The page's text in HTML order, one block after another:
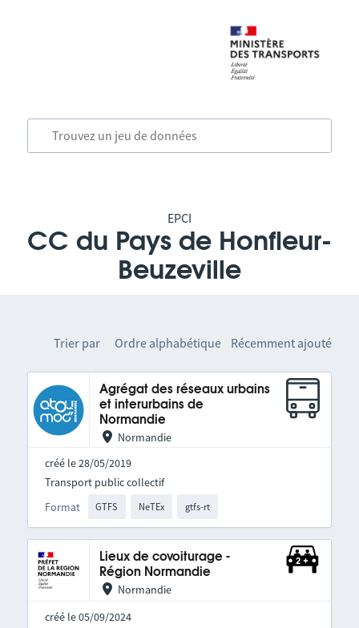
EPCI
CC du Pays de Honfleur-
Beuzeville
Trier par Ordre alphabétique Récemment ajouté
Agrégat des réseaux urbains
et interurbains de
Normandie
Normandie
créé le 28/05/2019
Format GTFS NeTEx gtfs-rt
Transport public collectif
Lieux de covoiturage -
Région Normandie
Normandie
créé le 05/09/2024